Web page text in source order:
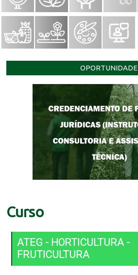
OPORTUNIDADE
Curso
ATEG - HORTICULTURA -
FRUTICULTURA